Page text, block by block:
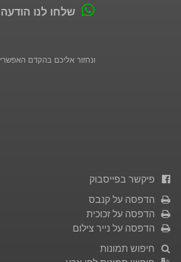
שלחו לנו הודעה
ונחזור אליכם בהקדם האפשרי
פיקשר בפייסבוק
הדפסה על קנבס
הדפסה על זכוכית
הדפסה על נייר צילום
חיפוש תמונות